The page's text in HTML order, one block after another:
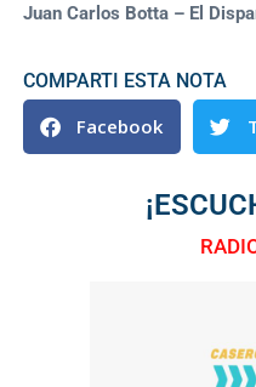
Juan Carlos Botta – El
COMPARTI ESTA NOTA
Facebook